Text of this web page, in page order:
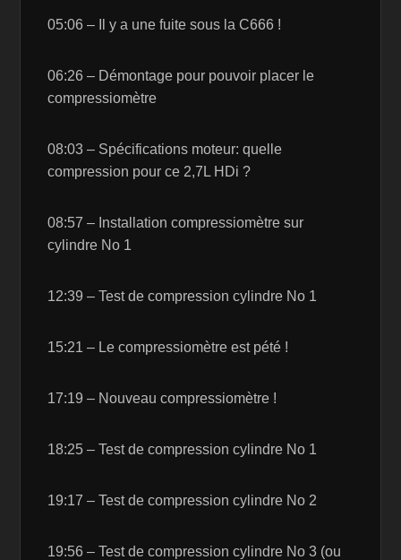
05:06 – Il y a une fuite sous la C666 !
06:26 – Démontage pour pouvoir placer le
compressiomètre
08:03 – Spécifications moteur: quelle
compression pour ce 2,7L HDi ?
08:57 – Installation compressiomètre sur
cylindre No 1
12:39 – Test de compression cylindre No 1
15:21 – Le compressiomètre est pété !
17:19 – Nouveau compressiomètre !
18:25 – Test de compression cylindre No 1
19:17 – Test de compression cylindre No 2
19:56 – Test de compression cylindre No 3 (ou